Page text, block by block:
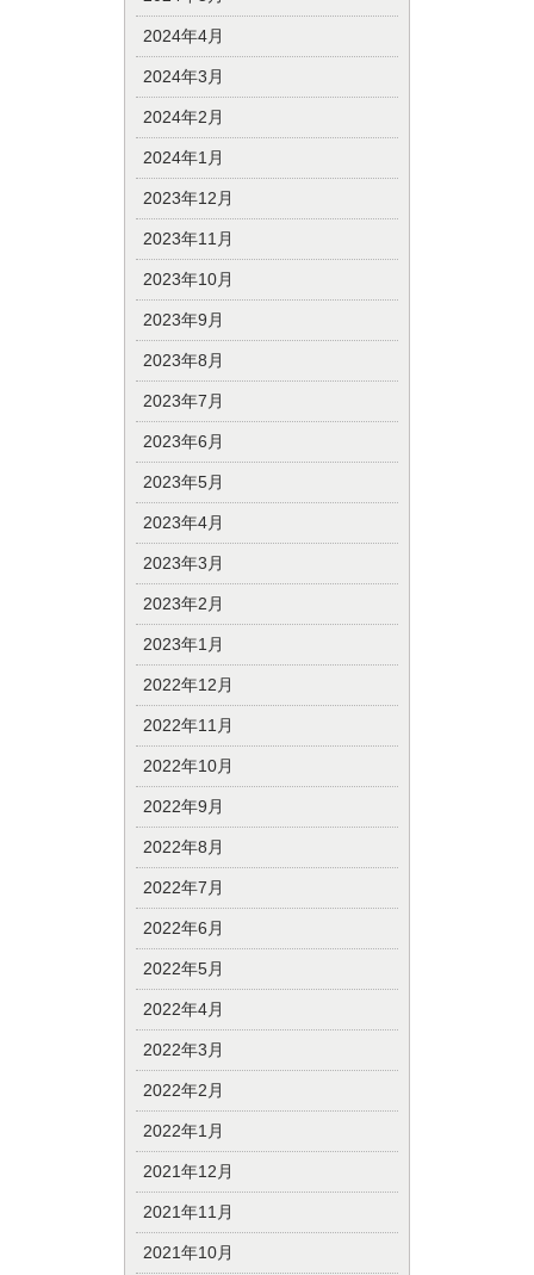
2024年4月
2024年3月
2024年2月
2024年1月
2023年12月
2023年11月
2023年10月
2023年9月
2023年8月
2023年7月
2023年6月
2023年5月
2023年4月
2023年3月
2023年2月
2023年1月
2022年12月
2022年11月
2022年10月
2022年9月
2022年8月
2022年7月
2022年6月
2022年5月
2022年4月
2022年3月
2022年2月
2022年1月
2021年12月
2021年11月
2021年10月